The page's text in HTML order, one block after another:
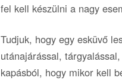
fel kell készülni a nagy
Tudjuk, hogy egy esküvő
utánajárással,
kapásból, hogy mikor kell